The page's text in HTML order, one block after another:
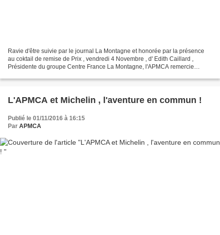
Ravie d'être suivie par le journal La Montagne et honorée par la présence
au coktail de remise de Prix , vendredi 4 Novembre , d' Edith Caillard ,
Présidente du groupe Centre France La Montagne, l'APMCA remercie
L'APMCA et Michelin , l'aventure en commun !
Publié le 01/11/2016 à 16:15
Par APMCA